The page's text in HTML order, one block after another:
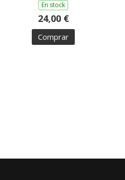
En stock
24,00 €
Comprar